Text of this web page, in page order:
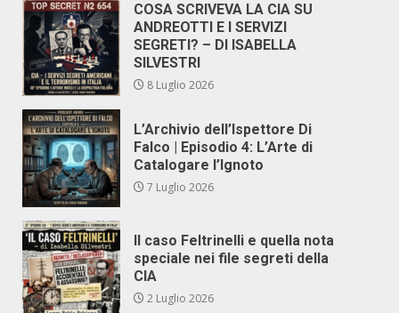
COSA SCRIVEVA LA CIA SU
ANDREOTTI E I SERVIZI
SEGRETI? – DI ISABELLA
SILVESTRI
8 Luglio 2026
L’Archivio dell’Ispettore Di
Falco | Episodio 4: L’Arte di
Catalogare l’Ignoto
7 Luglio 2026
Il caso Feltrinelli e quella nota
speciale nei file segreti della
CIA
2 Luglio 2026